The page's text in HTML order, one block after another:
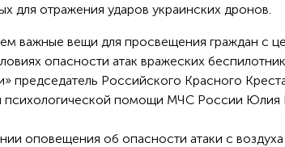
для отражения ударов украинских дронов.
важные вещи для просвещения граждан с
опасности атак вражеских
председатель Российского Красного
психологической помощи МЧС России Юлия
оповещения об опасности атаки с